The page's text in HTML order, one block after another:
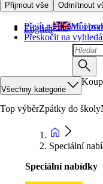
Přijmout vše Odmítnout
Přejít na hlavní
Přeskočit na
English Můj
Všechny kategorie
Top výběrZpátky do školy
Speciální
Speciální nabídky